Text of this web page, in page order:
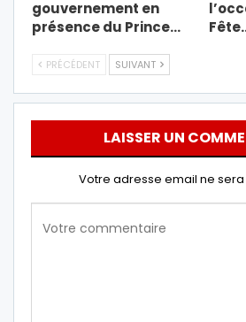
gouvernement en
présence du Prince…
PRÉCÉDENT SUIVANT
LAISSER UN
Votre adresse email ne